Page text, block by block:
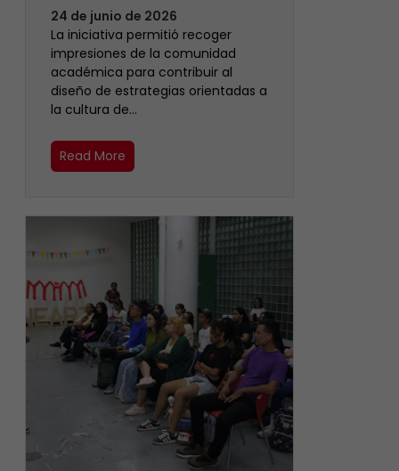
24 de junio de 2026
La iniciativa permitió recoger
impresiones de la comunidad
académica para contribuir al
diseño de estrategias orientadas a
la cultura de…
Read More